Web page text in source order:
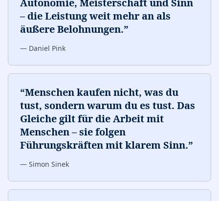
Autonomie, Meisterschaft und Sinn
– die Leistung weit mehr an als
äußere Belohnungen.”
— Daniel Pink
“Menschen kaufen nicht, was du
tust, sondern warum du es tust. Das
Gleiche gilt für die Arbeit mit
Menschen – sie folgen
Führungskräften mit klarem Sinn.”
— Simon Sinek